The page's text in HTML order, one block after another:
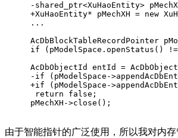
-shared_ptr<XuHaoEntity>
+XuHaoEntity* pMechXH = new
...
AcDbBlockTableRecordPointer
if (pModelSpace.openStatus()
AcDbObjectId entId =
-if (pModelSpace-
+if (pModelSpace-
return false;
pMechXH->close();
由于智能指针的广泛使用，所以我对内